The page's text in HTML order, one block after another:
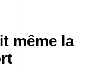
même la